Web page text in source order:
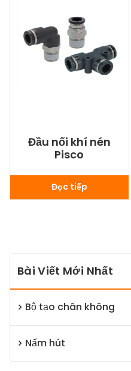
Đầu nối khí nén
Pisco
Đọc tiếp
Bài Viết Mới Nhất
Bộ tạo chân không
Nấm hút